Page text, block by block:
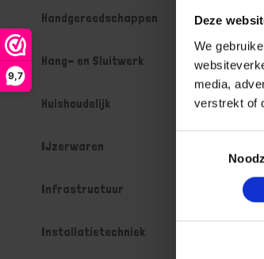
Deze
We
media,
verstrekt of
9,7
Handgereedschappen
Hang- en Sluitwerk
Huishoudelijk
IJzerwaren
Infrastructuur
Installatietechniek